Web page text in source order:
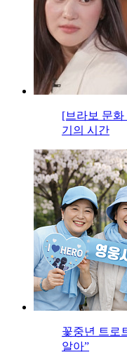
[브라보 문
기의 시간
꽃중년 트로
알아”